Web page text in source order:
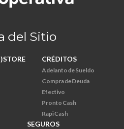
del Sitio
CRÉDITOS
Adelanto de Sueldo
Compra de Deuda
Efectivo
Pronto Cash
Rapi Cash
SEGUROS